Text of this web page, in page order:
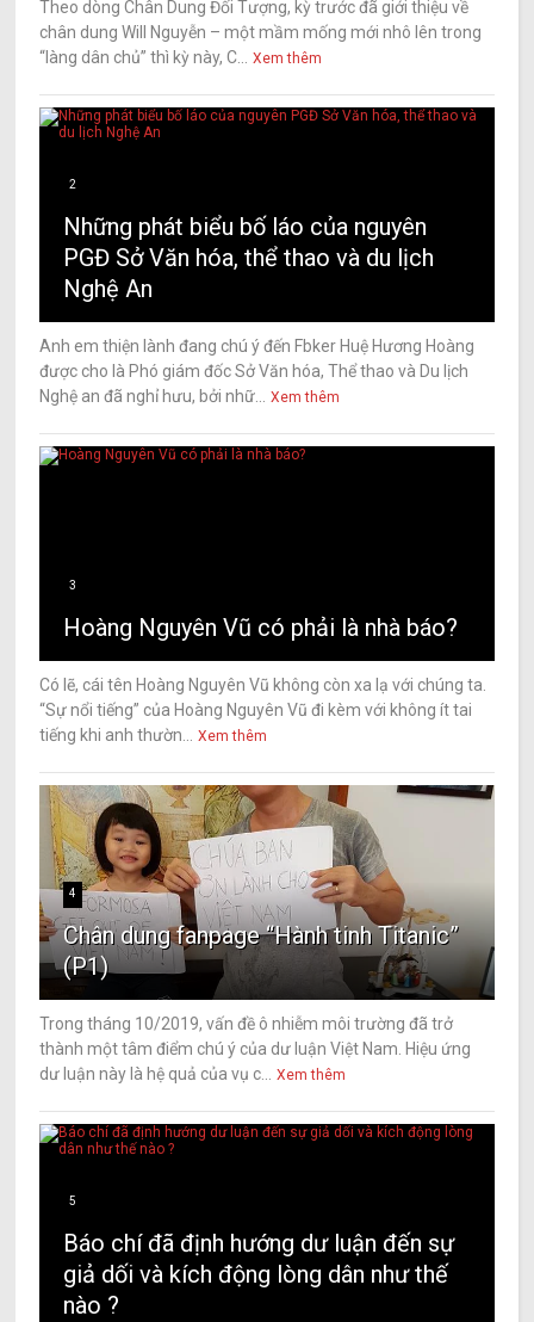
Theo dòng Chân Dung Đối Tượng, kỳ trước đã giới thiệu về
chân dung Will Nguyễn – một mầm mống mới nhô lên trong
“làng dân chủ” thì kỳ này, C...
Xem thêm
2
Những phát biểu bố láo của nguyên
PGĐ Sở Văn hóa, thể thao và du lịch
Nghệ An
Anh em thiện lành đang chú ý đến Fbker Huệ Hương Hoàng
được cho là Phó giám đốc Sở Văn hóa, Thể thao và Du lịch
Nghệ an đã nghỉ hưu, bởi nhữ...
Xem thêm
3
Hoàng Nguyên Vũ có phải là nhà báo?
Có lẽ, cái tên Hoàng Nguyên Vũ không còn xa lạ với chúng ta.
“Sự nổi tiếng” của Hoàng Nguyên Vũ đi kèm với không ít tai
tiếng khi anh thườn...
Xem thêm
4
Chân dung fanpage “Hành tinh Titanic”
(P1)
Trong tháng 10/2019, vấn đề ô nhiễm môi trường đã trở
thành một tâm điểm chú ý của dư luận Việt Nam. Hiệu ứng
dư luận này là hệ quả của vụ c...
Xem thêm
5
Báo chí đã định hướng dư luận đến sự
giả dối và kích động lòng dân như thế
nào ?